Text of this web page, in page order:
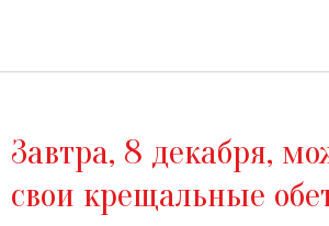
Завтра, 8 декабря,
свои крещальные
06.00 до 22.00
до 20.00.
Секретариат: